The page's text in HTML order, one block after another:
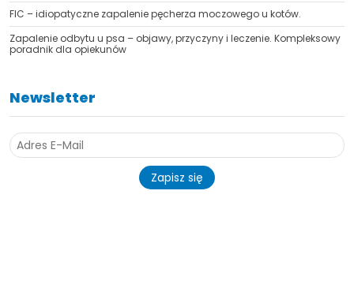
FIC – idiopatyczne zapalenie pęcherza moczowego u kotów.
Zapalenie odbytu u psa – objawy, przyczyny i leczenie. Kompleksowy
poradnik dla opiekunów
Newsletter
Zapisz się